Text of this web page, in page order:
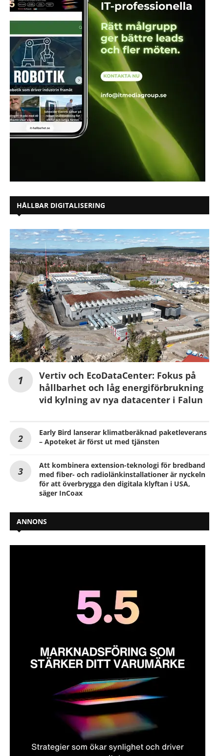
HÅLLBAR DIGITALISERING
Vertiv och EcoDataCenter: Fokus på
hållbarhet och låg energiförbrukning
vid kylning av nya datacenter i Falun
Early Bird lanserar klimatberäknad paketleverans
– Apoteket är först ut med tjänsten
Att kombinera extension-teknologi för bredband
med fiber- och radiolänkinstallationer är nyckeln
för att överbrygga den digitala klyftan i USA,
säger InCoax
ANNONS